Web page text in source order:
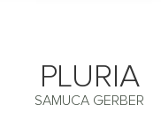
PLURIA
SAMUCA GERBER